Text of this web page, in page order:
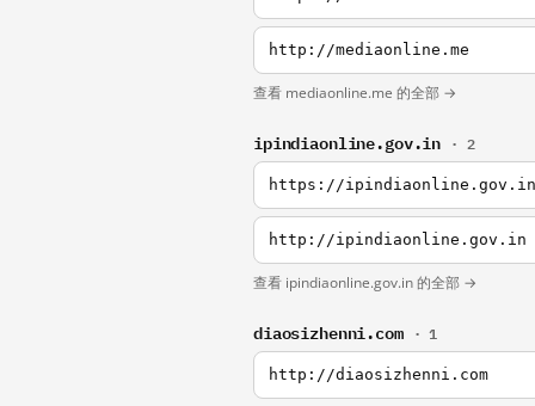
http://mediaonline.me
查看 mediaonline.me 的全部 →
ipindiaonline.gov.in · 2
https://ipindiaonline.gov.in
http://ipindiaonline.gov.in
查看 ipindiaonline.gov.in 的全部 →
diaosizhenni.com · 1
http://diaosizhenni.com